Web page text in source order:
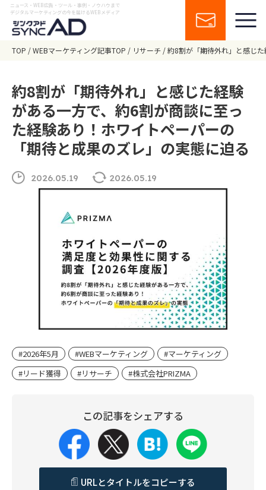
ニュース・WEB広告・ツール・事例・ノウハウまで
デジタルマーケティングの今を届けるWEBメディア
TOP WEBマーケティング記事TOP リサーチ 約8割が「期待外れ」と感じ
約8割が「期待外れ」と感じた経験
がある一方で、約6割が商談に至っ
た経験あり！ホワイトペーパーの
「期待と成果のズレ」の実態に迫る
2026.05.19 2026.05.19
#2026年5月 #WEBマーケティング
#マーケティング
#リード獲得
#リサーチ #株式会社PRIZMA
この記事をシェアする
URLとタイトルをコピーする